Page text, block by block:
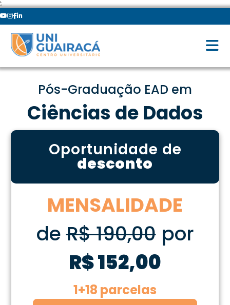
';
Pós-Graduação EAD em
Ciências de Dados
Oportunidade de
desconto
MENSALIDADE
deR$ 190,00por
R$ 152,00
1+18 parcelas